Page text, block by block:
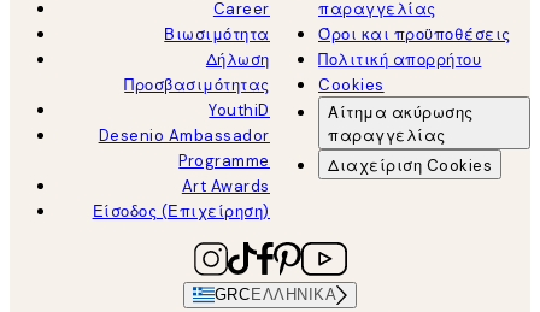
Career
Βιωσιμότητα
Δήλωση
Προσβασιμότητας
YouthiD
Desenio Ambassador
Programme
Art Awards
Είσοδος (Επιχείρηση)
παραγγελίας
Όροι και προϋποθέσεις
Πολιτική απορρήτου
Cookies
Αίτημα ακύρωσης
παραγγελίας
Διαχείριση Cookies
GRC ΕΛΛΗΝΙΚΆ